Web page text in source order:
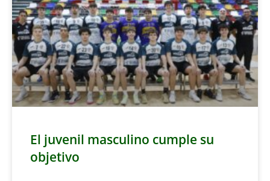
El juvenil masculino cumple su
objetivo